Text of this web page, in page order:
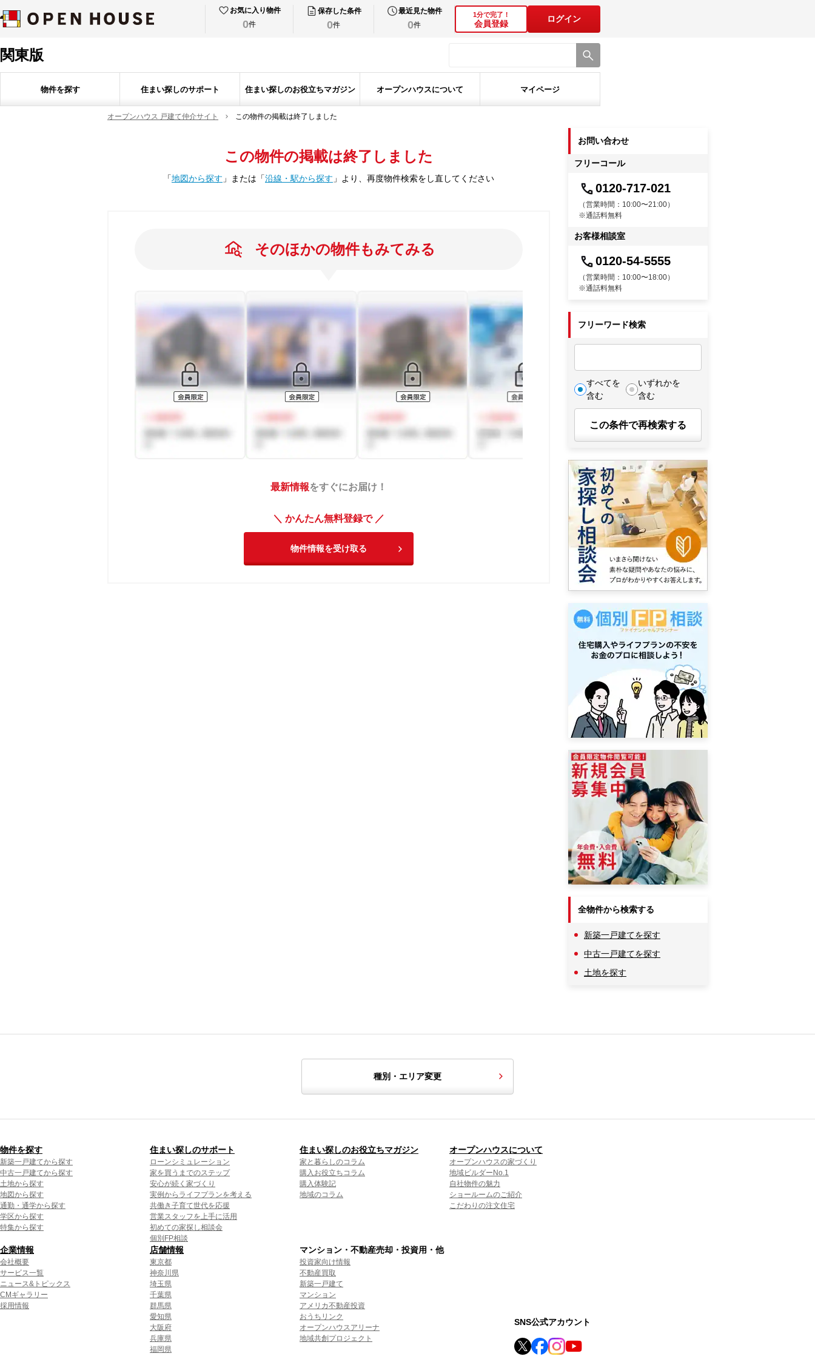
お気に入り物件
0件
保存した条件
0件
最近見た物件
0件
1分で完了！
会員登録
ログイン
関東版
物件を探す 住まい探しのサポート 住まい探しのお役立ちマガジン オープンハウスについて マイページ
オープンハウス 戸建て仲介サイト この物件の掲載は終了しました
この物件の掲載は終了しました
「地図から探す 」 または 「沿線・駅から探す 」 より、再度物件検索をし直してください
そのほかの物件もみてみる
最新情報をすぐにお届け！
＼ かんたん無料登録で ／
物件情報を受け取る
お問い合わせ
フリーコール
0120-717-021
（営業時間：10:00〜21:00）
※通話料無料
お客様相談室
0120-54-5555
（営業時間：10:00〜18:00）
※通話料無料
フリーワード検索
すべてを
含む
いずれかを
含む
この条件で再検索する
全物件から検索する
新築一戸建てを探す
中古一戸建てを探す
土地を探す
種別・エリア変更
物件を探す
新築一戸建てから探す
中古一戸建てから探す
土地から探す
地図から探す
通勤・通学から探す
学区から探す
特集から探す
住まい探しのサポート
ローンシミュレーション
家を買うまでのステップ
安心が続く家づくり
実例からライフプランを考える
共働き子育て世代を応援
営業スタッフを上手に活用
初めての家探し相談会
個別FP相談
住まい探しのお役立ちマガジン
家と暮らしのコラム
購入お役立ちコラム
購入体験記
地域のコラム
オープンハウスについて
オープンハウスの家づくり
地域ビルダーNo.1
自社物件の魅力
ショールームのご紹介
こだわりの注文住宅
企業情報
会社概要
サービス一覧
ニュース&トピックス
CMギャラリー
採用情報
店舗情報
東京都
神奈川県
埼玉県
千葉県
群馬県
愛知県
大阪府
兵庫県
福岡県
マンション・不動産売却・投資用・他
投資家向け情報
不動産買取
新築一戸建て
マンション
アメリカ不動産投資
おうちリンク
オープンハウスアリーナ
地域共創プロジェクト
SNS公式アカウント